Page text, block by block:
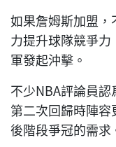
如果詹姆斯加盟
力提升球隊競爭
軍發起沖擊。
不少NBA評論員
第二次回歸時陣
後階段爭冠的需求